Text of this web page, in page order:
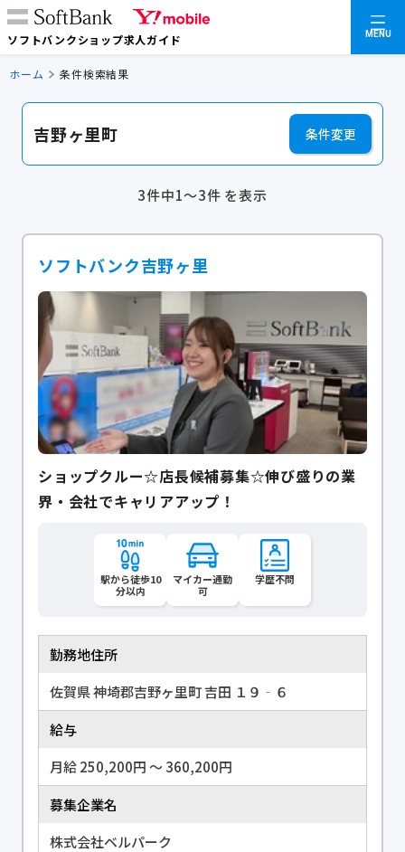
ソフトバンクショップ求人ガイド MENU
ホーム 条件検索結果
吉野ヶ里町 条件変更
3件中1～3件 を表示
ソフトバンク吉野ヶ里
ショップクルー☆店長候補募集☆伸び盛りの業
界・会社でキャリアアップ！
駅から徒歩10
分以内
マイカー通勤
可
学歴不問
勤務地住所
佐賀県 神埼郡吉野ヶ里町 吉田 １９‐６
給与
月給 250,200円 〜 360,200円
募集企業名
株式会社ベルパーク